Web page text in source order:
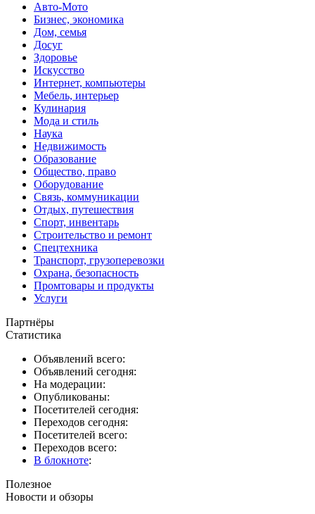
Авто-Мото
Бизнес, экономика
Дом, семья
Досуг
Здоровье
Искусство
Интернет, компьютеры
Мебель, интерьер
Кулинария
Мода и стиль
Наука
Недвижимость
Образование
Общество, право
Оборудование
Связь, коммуникации
Отдых, путешествия
Спорт, инвентарь
Строительство и ремонт
Спецтехника
Транспорт, грузоперевозки
Охрана, безопасность
Промтовары и продукты
Услуги
Партнёры
Статистика
Объявлений всего:
Объявлений сегодня:
На модерации:
Опубликованы:
Посетителей сегодня:
Переходов сегодня:
Посетителей всего:
Переходов всего:
В блокноте:
Полезное
Новости и обзоры